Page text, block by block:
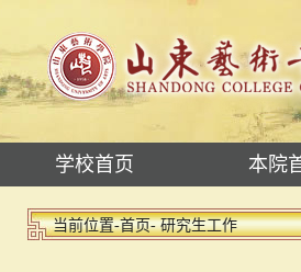
学校首页 本院
当前位置-首页- 研究生工作